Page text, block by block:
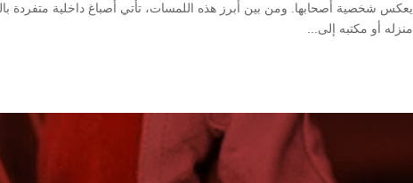
يعكس شخصية أصحابها. ومن بين أبرز هذه اللمسات، تأتي أصباغ داخلية
منزله أو مكتبه إلى...